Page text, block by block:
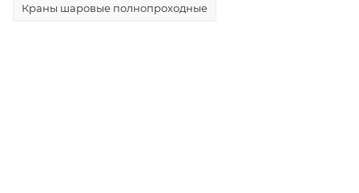
Краны шаровые полнопроходные